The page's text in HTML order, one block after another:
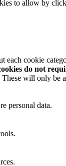
to allow by
each cookie
do not
will only
personal data.